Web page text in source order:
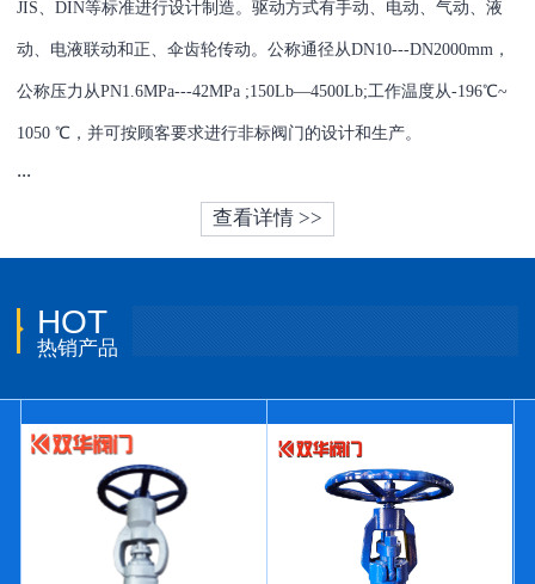
JIS、DIN等标准进行设计制造。驱动方式有手动、电动、气动、液
动、电液联动和正、伞齿轮传动。公称通径从DN10---DN2000mm，
公称压力从PN1.6MPa---42MPa ;150Lb—4500Lb;工作温度从-196℃~
1050 ℃，并可按顾客要求进行非标阀门的设计和生产。
...
查看详情 >>
HOT
热销产品